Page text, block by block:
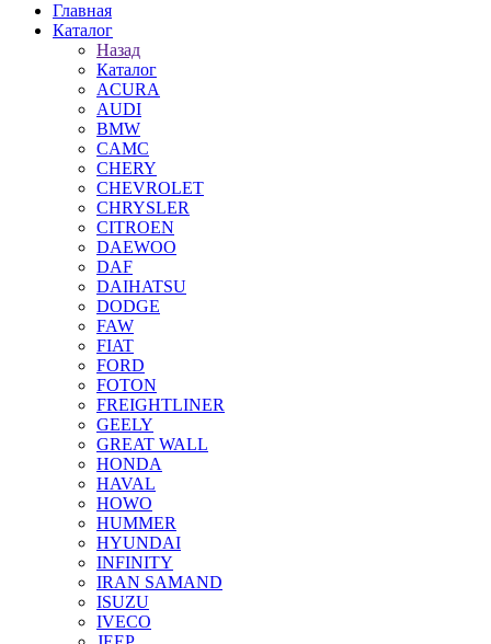
Главная
Каталог
Назад
Каталог
ACURA
AUDI
BMW
CAMC
CHERY
CHEVROLET
CHRYSLER
CITROEN
DAEWOO
DAF
DAIHATSU
DODGE
FAW
FIAT
FORD
FOTON
FREIGHTLINER
GEELY
GREAT WALL
HONDA
HAVAL
HOWO
HUMMER
HYUNDAI
INFINITY
IRAN SAMAND
ISUZU
IVECO